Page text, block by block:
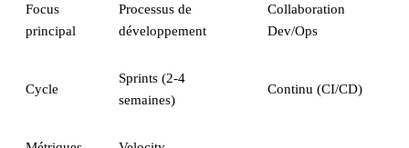
Focus
principal
Processus de
développement
Collaboration
Dev/Ops
Cycle
Sprints (2-4
semaines)
Continu (CI/CD)